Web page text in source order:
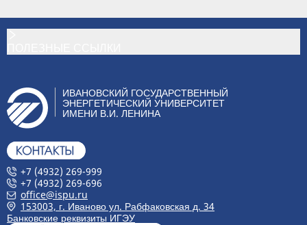
ИВАНОВСКИЙ ГОСУДАРСТВЕННЫЙ
ЭНЕРГЕТИЧЕСКИЙ УНИВЕРСИТЕТ
ИМЕНИ В.И. ЛЕНИНА
+7 (4932) 269-999
+7 (4932) 269-696
office@ispu.ru
153003, г. Иваново ул. Рабфаковская д. 34
Банковские реквизиты ИГЭУ